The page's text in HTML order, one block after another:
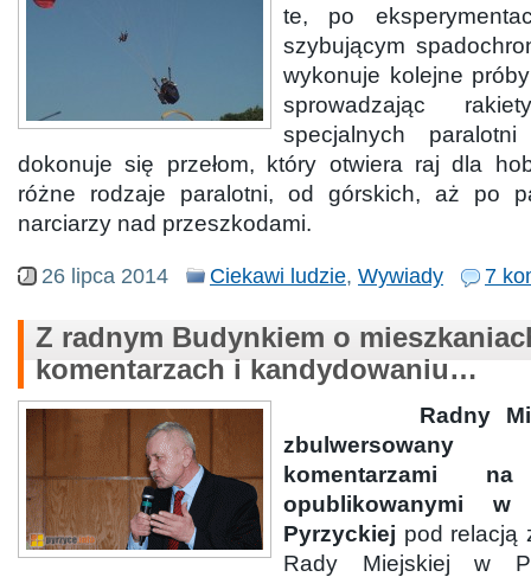
te, po
szybującym
wykonuje kolejne
sprowadzając
specjalnych
dokonuje się przełom, który otwiera raj dla
różne rodzaje paralotni, od górskich, aż po
narciarzy nad przeszkodami.
26 lipca 2014 Ciekawi ludzie, Wywiady 7
Z radnym Budynkiem o
komentarzach i kandydowaniu…
Radny
komentarzami
opublikowanymi
Pyrzyckiej pod relacją
Rady Miejskiej w